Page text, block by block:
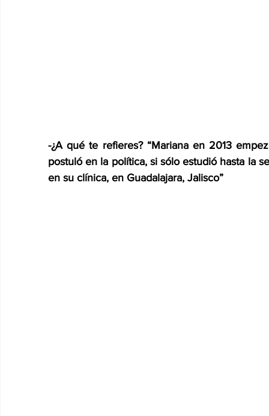
-¿A qué te refieres? “Mariana en 2013
postuló en la política, si sólo estudió hasta la
en su clínica, en Guadalajara, Jalisco”